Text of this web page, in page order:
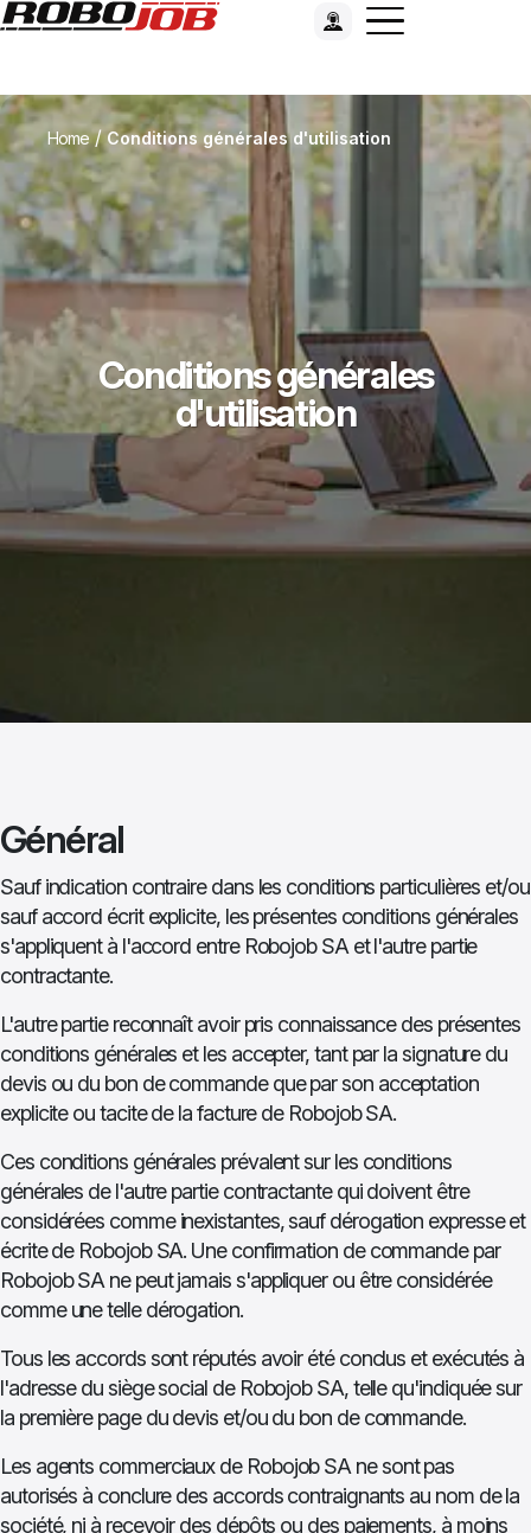
Home/Conditions générales d'utilisation
Conditions générales
d'utilisation
Général
Sauf indication contraire dans les conditions particulières et/ou
sauf accord écrit explicite, les présentes conditions générales
s'appliquent à l'accord entre Robojob SA et l'autre partie
contractante.
L'autre partie reconnaît avoir pris connaissance des présentes
conditions générales et les accepter, tant par la signature du
devis ou du bon de commande que par son acceptation
explicite ou tacite de la facture de Robojob SA.
Ces conditions générales prévalent sur les conditions
générales de l'autre partie contractante qui doivent être
considérées comme inexistantes, sauf dérogation expresse et
écrite de Robojob SA. Une confirmation de commande par
Robojob SA ne peut jamais s'appliquer ou être considérée
comme une telle dérogation.
Tous les accords sont réputés avoir été conclus et exécutés à
l'adresse du siège social de Robojob SA, telle qu'indiquée sur
la première page du devis et/ou du bon de commande.
Les agents commerciaux de Robojob SA ne sont pas
autorisés à conclure des accords contraignants au nom de la
société, ni à recevoir des dépôts ou des paiements, à moins